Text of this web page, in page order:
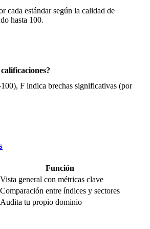
cada estándar según la calidad de
hasta 100.
F indica brechas significativas (por
Función
Vista general con métricas clave
Comparación entre índices y sectores
Audita tu propio dominio